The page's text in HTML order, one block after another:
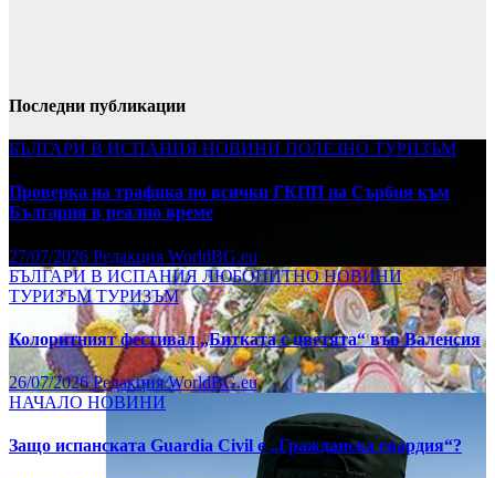
Последни публикации
БЪЛГАРИ В ИСПАНИЯ НОВИНИ ПОЛЕЗНО ТУРИЗЪМ
Проверка на трафика по всички ГКПП на Сърбия към
България в реално време
27/07/2026 Редакция WorldBG.eu
БЪЛГАРИ В ИСПАНИЯ ЛЮБОПИТНОНОВИНИ
ТУРИЗЪМТУРИЗЪМ
Колоритният фестивал „Битката с цветята“ във Валенсия
26/07/2026Редакция WorldBG.eu
НАЧАЛО НОВИНИ
Защо испанската Guardia Civil е „Гражданска гвардия“?